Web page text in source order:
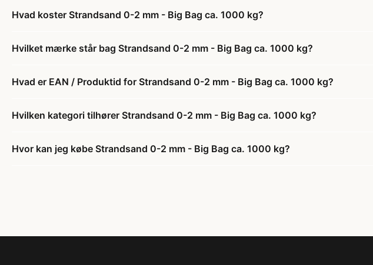
Hvad koster Strandsand 0-2 mm - Big Bag ca. 1000 kg?
Hvilket mærke står bag Strandsand 0-2 mm - Big Bag ca. 1000 kg?
Hvad er EAN / Produktid for Strandsand 0-2 mm - Big Bag ca. 1000 kg?
Hvilken kategori tilhører Strandsand 0-2 mm - Big Bag ca. 1000 kg?
Hvor kan jeg købe Strandsand 0-2 mm - Big Bag ca. 1000 kg?